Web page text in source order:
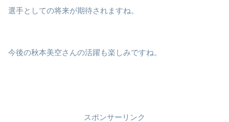
選手としての将来が期待されますね。
今後の秋本美空さんの活躍も楽しみですね。
スポンサーリンク